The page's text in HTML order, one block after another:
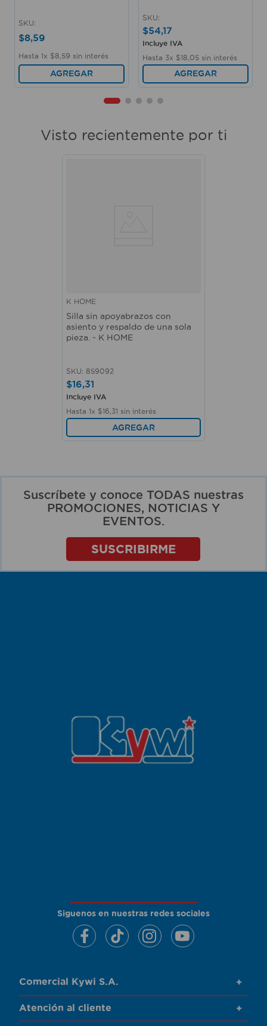
SKU:
$8,59
Hasta 1x $8 59 sin interés
AGREGAR
SKU:
$54,17
Incluye IVA
Hasta 3x $18 05 sin interés
AGREGAR
Visto recientemente por ti
K HOME
Silla sin apoyabrazos con
asiento y respaldo de una sola
pieza. - K HOME
SKU: 859092
$16,31
Incluye IVA
Hasta 1x $16 31 sin interés
AGREGAR
Suscríbete y conoce TODAS nuestras
PROMOCIONES, NOTICIAS Y
EVENTOS.
SUSCRIBIRME
Siguenos en nuestras redes sociales
Comercial Kywi S.A. +
Atención al cliente +